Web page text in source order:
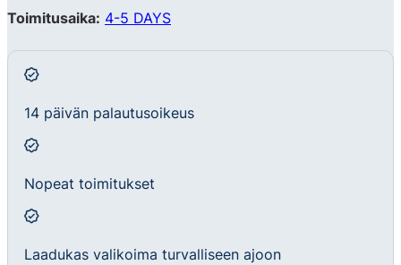
Toimitusaika: 4-5 DAYS
14 päivän palautusoikeus
Nopeat toimitukset
Laadukas valikoima turvalliseen ajoon